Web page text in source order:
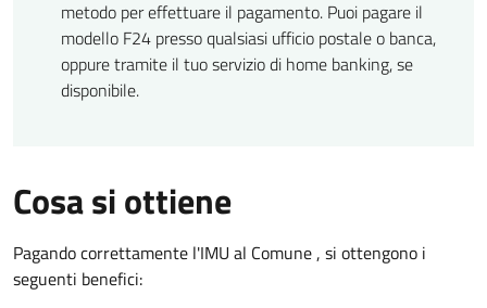
metodo per effettuare il pagamento. Puoi pagare il
modello F24 presso qualsiasi ufficio postale o banca,
oppure tramite il tuo servizio di home banking, se
disponibile.
Cosa si ottiene
Pagando correttamente l'IMU al Comune , si ottengono i
seguenti benefici: